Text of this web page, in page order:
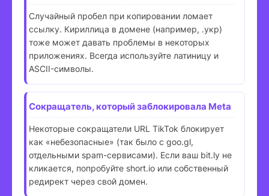
Случайный пробел при копировании ломает
ссылку. Кириллица в домене (например, .укр)
тоже может давать проблемы в некоторых
приложениях. Всегда используйте латиницу и
ASCII-символы.
Сокращатель, который заблокировала Meta
Некоторые сокращатели URL TikTok блокирует
как «небезопасные» (так было с goo.gl,
отдельными spam-сервисами). Если ваш bit.ly не
кликается, попробуйте short.io или собственный
редирект через свой домен.